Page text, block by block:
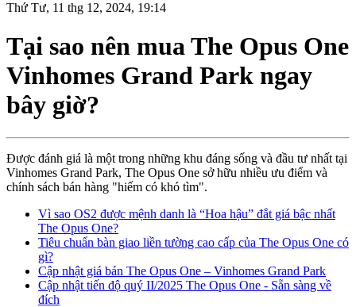
Thứ Tư, 11 thg 12, 2024, 19:14
Tại sao nên mua The Opus One
Vinhomes Grand Park ngay
bây giờ?
Được đánh giá là một trong những khu đáng sống và đầu tư nhất tại
Vinhomes Grand Park, The Opus One sở hữu nhiều ưu điểm và
chính sách bán hàng "hiếm có khó tìm".
Vì sao OS2 được mệnh danh là “Hoa hậu” đắt giá bậc nhất
The Opus One?
Tiêu chuẩn bàn giao liền tường cao cấp của The Opus One có
gì?
Cập nhật giá bán The Opus One – Vinhomes Grand Park
Cập nhật tiến độ quý II/2025 The Opus One - Sẵn sàng về
đích